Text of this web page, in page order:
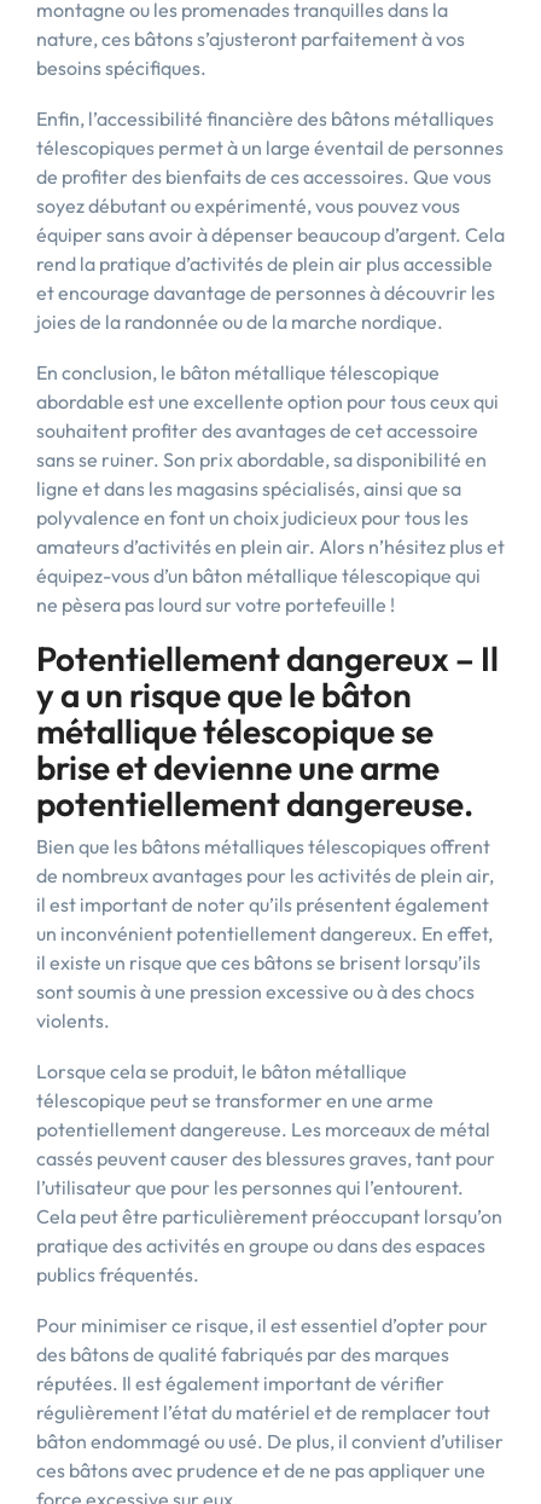
montagne ou les promenades tranquilles dans la
nature, ces bâtons s’ajusteront parfaitement à vos
besoins spécifiques.
Enfin, l’accessibilité financière des bâtons métalliques
télescopiques permet à un large éventail de personnes
de profiter des bienfaits de ces accessoires. Que vous
soyez débutant ou expérimenté, vous pouvez vous
équiper sans avoir à dépenser beaucoup d’argent. Cela
rend la pratique d’activités de plein air plus accessible
et encourage davantage de personnes à découvrir les
joies de la randonnée ou de la marche nordique.
En conclusion, le bâton métallique télescopique
abordable est une excellente option pour tous ceux qui
souhaitent profiter des avantages de cet accessoire
sans se ruiner. Son prix abordable, sa disponibilité en
ligne et dans les magasins spécialisés, ainsi que sa
polyvalence en font un choix judicieux pour tous les
amateurs d’activités en plein air. Alors n’hésitez plus et
équipez-vous d’un bâton métallique télescopique qui
ne pèsera pas lourd sur votre portefeuille !
Potentiellement dangereux – Il
y a un risque que le bâton
métallique télescopique se
brise et devienne une arme
potentiellement dangereuse.
Bien que les bâtons métalliques télescopiques offrent
de nombreux avantages pour les activités de plein air,
il est important de noter qu’ils présentent également
un inconvénient potentiellement dangereux. En effet,
il existe un risque que ces bâtons se brisent lorsqu’ils
sont soumis à une pression excessive ou à des chocs
violents.
Lorsque cela se produit, le bâton métallique
télescopique peut se transformer en une arme
potentiellement dangereuse. Les morceaux de métal
cassés peuvent causer des blessures graves, tant pour
l’utilisateur que pour les personnes qui l’entourent.
Cela peut être particulièrement préoccupant lorsqu’on
pratique des activités en groupe ou dans des espaces
publics fréquentés.
Pour minimiser ce risque, il est essentiel d’opter pour
des bâtons de qualité fabriqués par des marques
réputées. Il est également important de vérifier
régulièrement l’état du matériel et de remplacer tout
bâton endommagé ou usé. De plus, il convient d’utiliser
ces bâtons avec prudence et de ne pas appliquer une
force excessive sur eux.